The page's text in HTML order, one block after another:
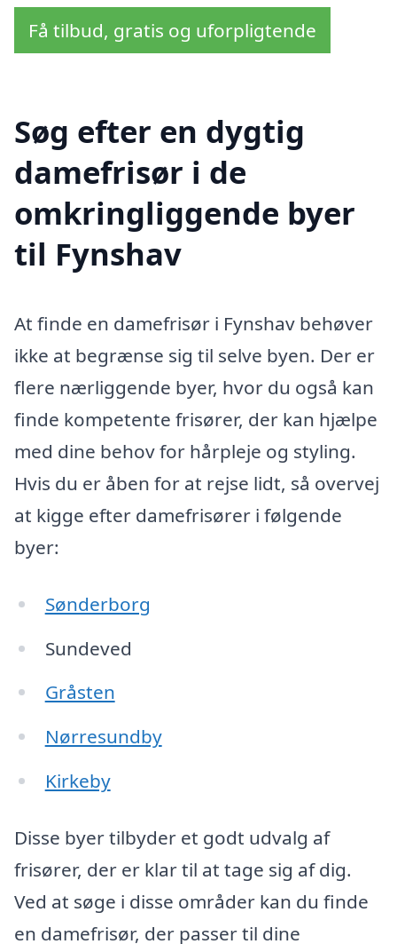
Få tilbud, gratis og uforpligtende
Søg efter en dygtig
damefrisør i de
omkringliggende byer
til Fynshav
At finde en damefrisør i Fynshav behøver
ikke at begrænse sig til selve byen. Der er
flere nærliggende byer, hvor du også kan
finde kompetente frisører, der kan hjælpe
med dine behov for hårpleje og styling.
Hvis du er åben for at rejse lidt, så overvej
at kigge efter damefrisører i følgende
byer:
Sønderborg
Sundeved
Gråsten
Nørresundby
Kirkeby
Disse byer tilbyder et godt udvalg af
frisører, der er klar til at tage sig af dig.
Ved at søge i disse områder kan du finde
en damefrisør, der passer til dine